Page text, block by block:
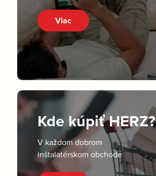
Viac
Kde kúpiť HERZ?
V každom dobrom
inštalatérskom obchode